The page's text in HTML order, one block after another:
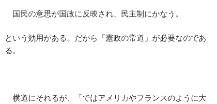
国民の意思が国政に反映され、民主制にかなう。
という効用がある。だから「憲政の常道」が必要なのであ
る。
横道にそれるが、「ではアメリカやフランスのように大